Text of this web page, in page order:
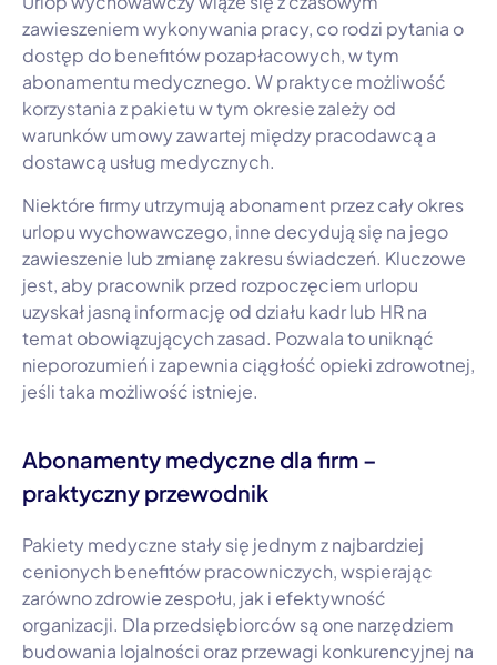
zawieszeniem wykonywania pracy, co rodzi pytania o
dostęp do benefitów pozapłacowych, w tym
abonamentu medycznego. W praktyce możliwość
korzystania z pakietu w tym okresie zależy od
warunków umowy zawartej między pracodawcą a
dostawcą usług medycznych.
Niektóre firmy utrzymują abonament przez cały okres
urlopu wychowawczego, inne decydują się na jego
zawieszenie lub zmianę zakresu świadczeń. Kluczowe
jest, aby pracownik przed rozpoczęciem urlopu
uzyskał jasną informację od działu kadr lub HR na
temat obowiązujących zasad. Pozwala to uniknąć
nieporozumień i zapewnia ciągłość opieki zdrowotnej,
jeśli taka możliwość istnieje.
Abonamenty medyczne dla firm –
praktyczny przewodnik
Pakiety medyczne stały się jednym z najbardziej
cenionych benefitów pracowniczych, wspierając
zarówno zdrowie zespołu, jak i efektywność
organizacji. Dla przedsiębiorców są one narzędziem
budowania lojalności oraz przewagi konkurencyjnej na